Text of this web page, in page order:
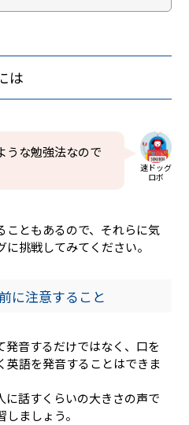
は
うな勉強法なので
速ドッグ
ロボ
こともあるので、それらに気
挑戦してみてください。
に注意すること
音するだけではなく、口を
英語を発音することはできま
に話すくらいの大きさの声で
ましょう。